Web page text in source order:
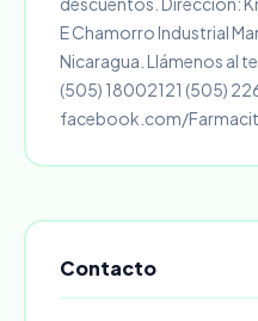
E Chamorro Industrial
Nicaragua. Llámenos al
(505) 18002121 (505)
facebook.com/
Contacto